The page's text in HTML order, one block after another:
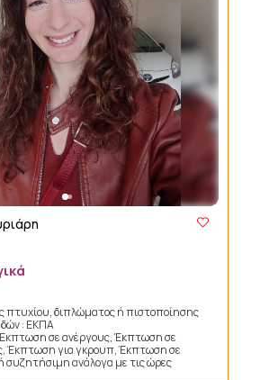
πτυχίου, διπλώματος ή πιστοποίησης
: ΕΚΠΑ
σε ανέργους, Έκπτωση σε
Έκπτωση για γκρουπ, Έκπτωση σε
συζητήσιμη ανάλογα με τις ώρες